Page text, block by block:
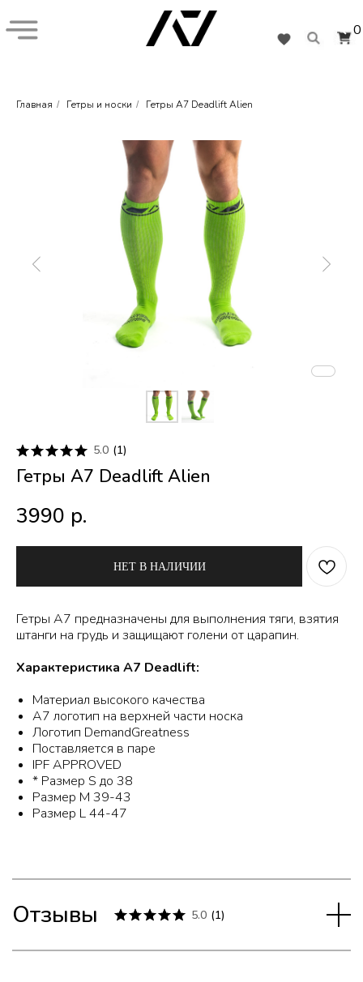
Наколенники
Кистевые бинты
Подарочная карта
0
Коллекции
Главная / Гетры и носки / Гетры A7 Deadlift Alien
5.0 (1)
Гетры A7 Deadlift Alien
3990 р.
НЕТ В НАЛИЧИИ
Гетры A7 предназначены для выполнения тяги, взятия
штанги на грудь и защищают голени от царапин.
Характеристика A7 Deadlift:
Материал высокого качества
A7 логотип на верхней части носка
Логотип DemandGreatness
Поставляется в паре
IPF APPROVED
* Размер S до 38
Размер M 39-43
Размер L 44-47
Отзывы 5.0 (1)